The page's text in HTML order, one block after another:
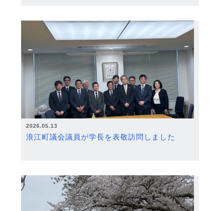
2026.05.13
浪江町議会議員が学長を表敬訪問しました